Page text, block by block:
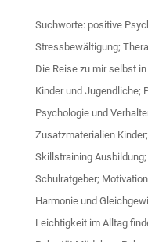
Suchworte: positive
Stressbewältigung;
Die Reise zu mir selbst
Kinder und Jugendliche;
Psychologie und
Zusatzmaterialien
Skillstraining
Schulratgeber;
Harmonie und
Leichtigkeit im Alltag